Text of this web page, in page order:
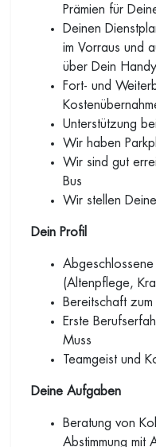
Prämien für
Deinen
im Vorraus und
über Dein
Fort- und
Unterstützung
Wir haben
Wir sind gut
Bus
Wir stellen
Dein Profil
(Altenpflege,
Bereitschaft
Erste
Muss
Teamgeist und
Deine Aufgaben
Beratung von
Abstimmung mit